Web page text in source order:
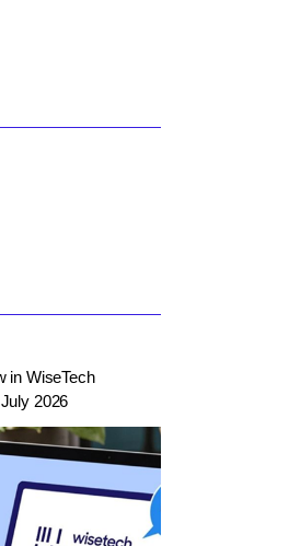
in WiseTech
2026